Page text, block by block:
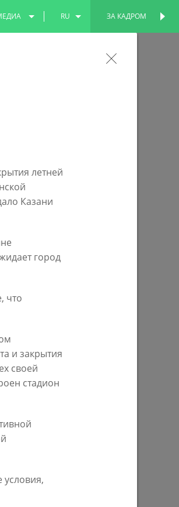
ЗА КАДРОМ
RU
летней
Казани
город
что
и закрытия
своей
стадион
условия,
ПЕРСОНАЛЬНАЯ